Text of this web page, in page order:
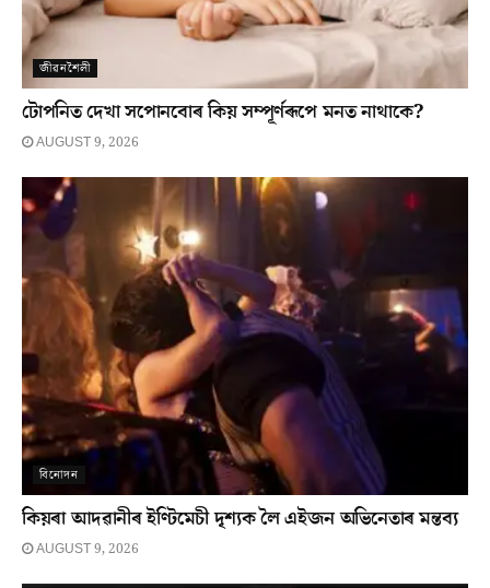
জীৱনশৈলী
টোপনিত দেখা সপোনবোৰ কিয় সম্পূৰ্ণৰূপে মনত নাথাকে?
AUGUST 9, 2026
বিনোদন
কিয়ৰা আদৱানীৰ ইণ্টিমেচী দৃশ্যক লৈ এইজন অভিনেতাৰ মন্তব্য
AUGUST 9, 2026